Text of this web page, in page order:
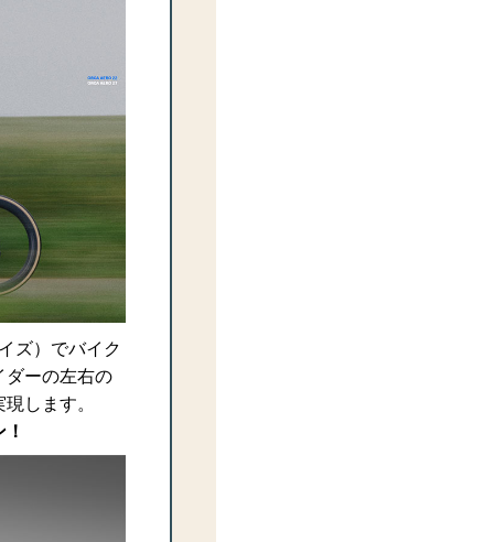
ズ）でバイク
ダーの左右の
します。